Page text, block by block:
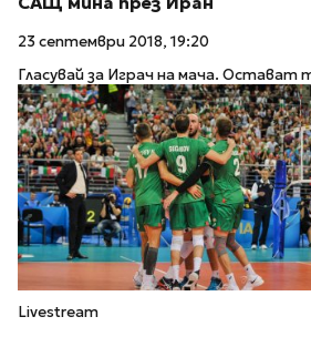
23 септември 2018, 19:20
Гласувай за Играч на мача. Остават
Livestream